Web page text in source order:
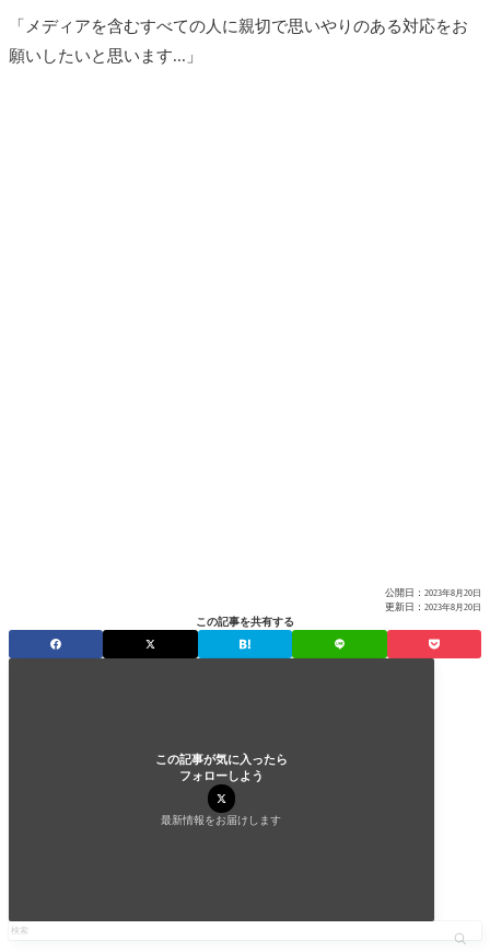
「メディアを含むすべての人に親切で思いやりのある対応をお
願いしたいと思います...」
公開日： 2023年8月20日
更新日： 2023年8月20日
この記事を共有する
この記事が気に入ったら
フォローしよう
最新情報をお届けします